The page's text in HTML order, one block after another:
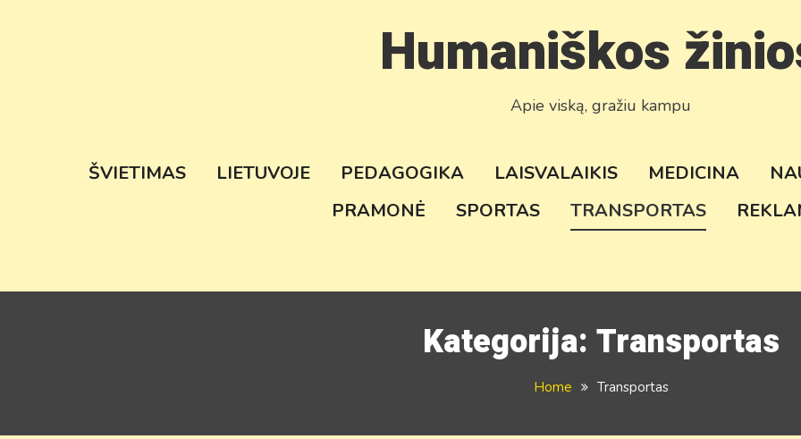
Humaniškos
Apie viską, gražiu kampu
ŠVIETIMAS LIETUVOJE PEDAGOGIKA LAISVALAIKIS MEDICINA
PRAMONĖ
SPORTAS TRANSPORTAS
Kategorija: Transportas
Home Transportas